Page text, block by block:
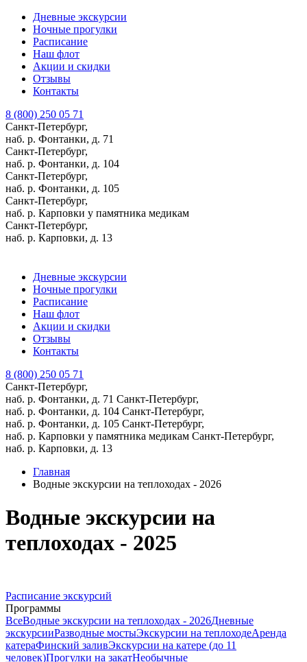
Дневные экскурсии
Ночные прогулки
Расписание
Наш флот
Акции и скидки
Отзывы
Контакты
8 (800) 250 05 71
Санкт-Петербург,
наб. р. Фонтанки, д. 71
Санкт-Петербург,
наб. р. Фонтанки, д. 104
Санкт-Петербург,
наб. р. Фонтанки, д. 105
Санкт-Петербург,
наб. р. Карповки у памятника медикам
Санкт-Петербург,
наб. р. Карповки, д. 13
Дневные экскурсии
Ночные прогулки
Расписание
Наш флот
Акции и скидки
Отзывы
Контакты
8 (800) 250 05 71
Санкт-Петербург,
наб. р. Фонтанки, д. 71 Санкт-Петербург,
наб. р. Фонтанки, д. 104 Санкт-Петербург,
наб. р. Фонтанки, д. 105 Санкт-Петербург,
наб. р. Карповки у памятника медикам Санкт-Петербург,
наб. р. Карповки, д. 13
Главная
Водные экскурсии на теплоходах - 2026
Водные экскурсии на
теплоходах - 2025
Расписание экскурсий
Программы
ВсеВодные экскурсии на теплоходах - 2026Дневные
экскурсииРазводные мостыЭкскурсии на теплоходеАренда
катераФинский заливЭкскурсии на катере (до 11
человек)Прогулки на закатНеобычные